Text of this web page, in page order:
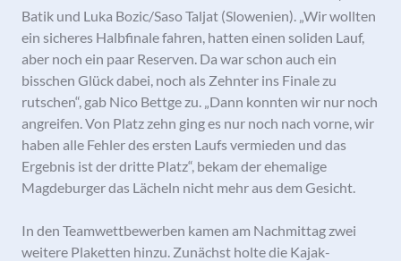
Batik und Luka Bozic/Saso Taljat (Slowenien). „Wir wollten
ein sicheres Halbfinale fahren, hatten einen soliden Lauf,
aber noch ein paar Reserven. Da war schon auch ein
bisschen Glück dabei, noch als Zehnter ins Finale zu
rutschen“, gab Nico Bettge zu. „Dann konnten wir nur noch
angreifen. Von Platz zehn ging es nur noch nach vorne, wir
haben alle Fehler des ersten Laufs vermieden und das
Ergebnis ist der dritte Platz“, bekam der ehemalige
Magdeburger das Lächeln nicht mehr aus dem Gesicht.
In den Teamwettbewerben kamen am Nachmittag zwei
weitere Plaketten hinzu. Zunächst holte die Kajak-